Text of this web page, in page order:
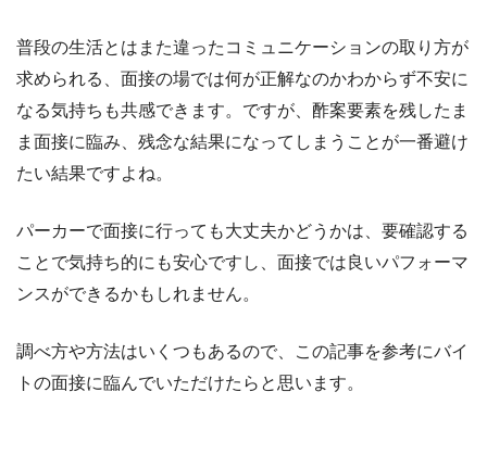
普段の生活とはまた違ったコミュニケーションの取り方が
求められる、面接の場では何が正解なのかわからず不安に
なる気持ちも共感できます。ですが、酢案要素を残したま
ま面接に臨み、残念な結果になってしまうことが一番避け
たい結果ですよね。
パーカーで面接に行っても大丈夫かどうかは、要確認する
ことで気持ち的にも安心ですし、面接では良いパフォーマ
ンスができるかもしれません。
調べ方や方法はいくつもあるので、この記事を参考にバイ
トの面接に臨んでいただけたらと思います。